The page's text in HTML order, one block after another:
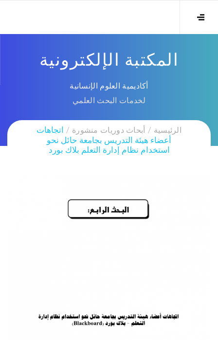
المكتبة الإلكترونية
أكاديمية العلوم الإنسانية
لخدمات البحث العلمي
الرئيسية أبحاث دوريات منشورة
اتجاهات
أعضاء هيئة التدريس بجامعة حائل نحو
استخدام نظام إدارة التعلم بلاك بورد